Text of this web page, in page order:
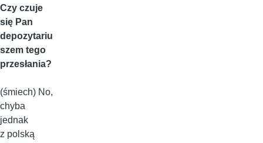
Czy czuje
się Pan
depozytariu
szem tego
przesłania?
(śmiech) No,
chyba
jednak
z polską